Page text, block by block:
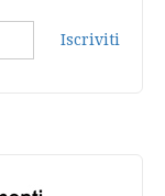
Iscriviti